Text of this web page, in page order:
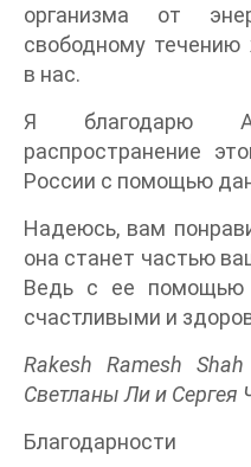
организма от
свободному
в нас.
Я благодарю
распространение
России с помощью
Надеюсь, вам
она станет частью
Ведь с ее помощью
счастливыми и
Rakesh Ramesh
Светланы Ли и
Благодарности